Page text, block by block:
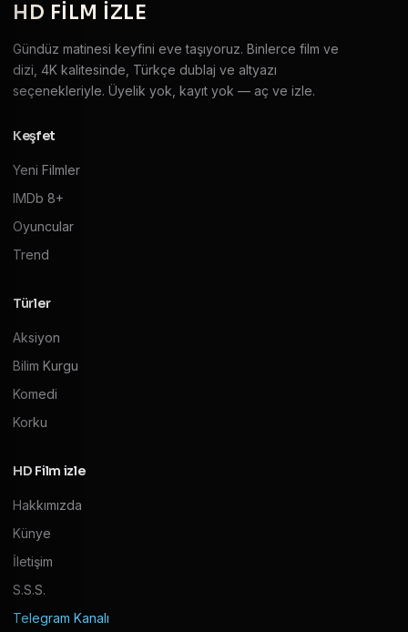
HD FILM IZLE
Gündüz matinesi keyfini eve taşıyoruz. Binlerce film ve
dizi, 4K kalitesinde, Türkçe dublaj ve altyazı
seçenekleriyle. Üyelik yok, kayıt yok — aç ve izle.
Keşfet
Yeni Filmler
IMDb 8+
Oyuncular
Trend
Türler
Aksiyon
Bilim Kurgu
Komedi
Korku
HD Film izle
Hakkımızda
Künye
İletişim
S.S.S.
Telegram Kanalı